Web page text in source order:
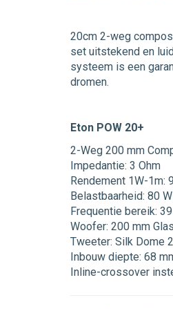
20cm 2-weg
set uitstekend en
systeem is een
dromen.
Eton POW 20+
2-Weg 200 mm
Impedantie: 3 Ohm
Rendement 1W-1m:
Belastbaarheid: 80
Frequentie bereik:
Woofer: 200 mm
Tweeter: Silk Dome
Inbouw diepte: 68
Inline-crossover